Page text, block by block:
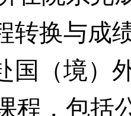
转换与成
国 （境）
程，包括